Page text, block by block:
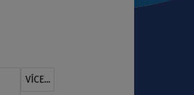
VÍCE...